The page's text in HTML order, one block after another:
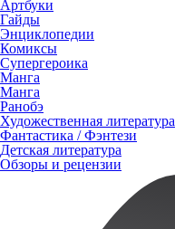
Артбуки
Гайды
Энциклопедии
Комиксы
Супергероика
Манга
Манга
Ранобэ
Художественная литература
Фантастика / Фэнтези
Детская литература
Обзоры и рецензии